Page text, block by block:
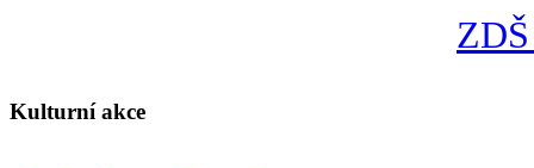
Kulturní akce